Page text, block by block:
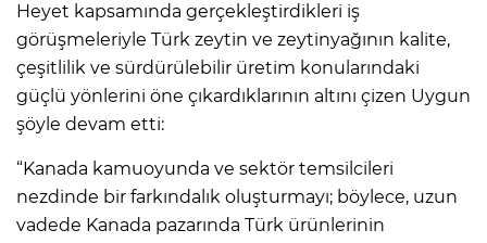
Heyet kapsamında gerçekleştirdikleri iş
görüşmeleriyle Türk zeytin ve zeytinyağının kalite,
çeşitlilik ve sürdürülebilir üretim konularındaki
güçlü yönlerini öne çıkardıklarının altını çizen Uygun
şöyle devam etti:
“Kanada kamuoyunda ve sektör temsilcileri
nezdinde bir farkındalık oluşturmayı; böylece, uzun
vadede Kanada pazarında Türk ürünlerinin